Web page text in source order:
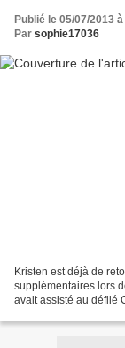
Publié le 05/07/2013
Par sophie17036
Kristen est déjà de
supplémentaires lors
avait assisté au défilé